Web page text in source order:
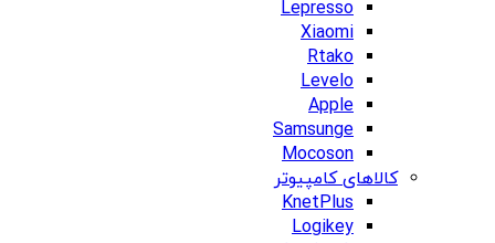
Lepresso
Xiaomi
Rtako
Levelo
Apple
Samsunge
Mocoson
کالاهای کامپیوتر
KnetPlus
Logikey